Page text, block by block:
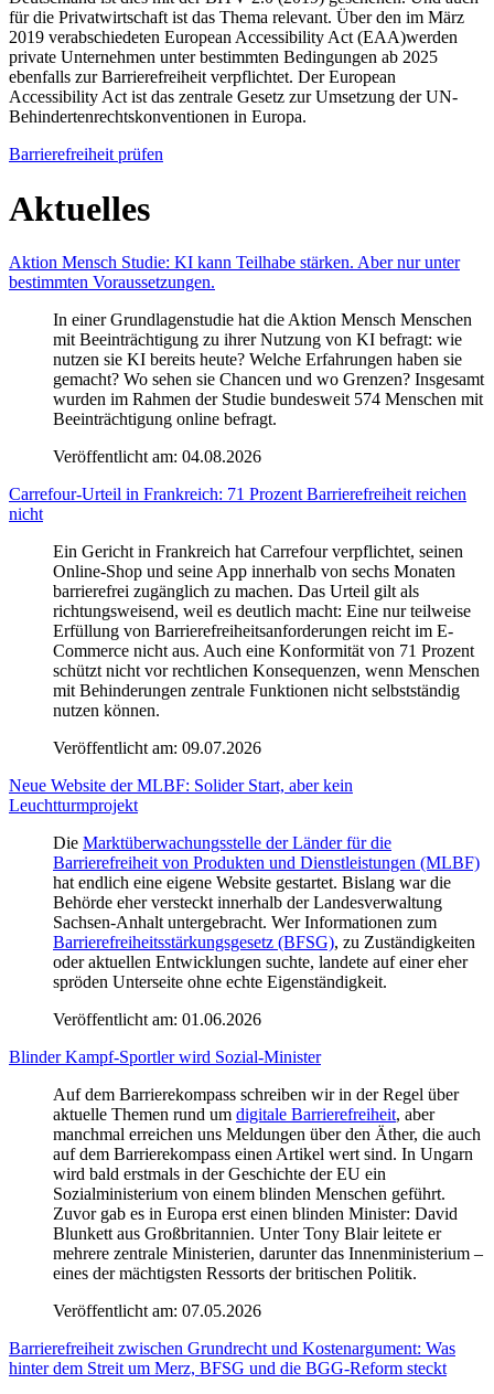
für die Privatwirtschaft ist das Thema relevant. Über den im März
2019 verabschiedeten European Accessibility Act (EAA)werden
private Unternehmen unter bestimmten Bedingungen ab 2025
ebenfalls zur Barrierefreiheit verpflichtet. Der European
Accessibility Act ist das zentrale Gesetz zur Umsetzung der UN-
Behindertenrechtskonventionen in Europa.
Barrierefreiheit prüfen
Aktuelles
Aktion Mensch Studie: KI kann Teilhabe stärken. Aber nur unter
bestimmten Voraussetzungen.
In einer Grundlagenstudie hat die Aktion Mensch Menschen
mit Beeinträchtigung zu ihrer Nutzung von KI befragt: wie
nutzen sie KI bereits heute? Welche Erfahrungen haben sie
gemacht? Wo sehen sie Chancen und wo Grenzen? Insgesamt
wurden im Rahmen der Studie bundesweit 574 Menschen mit
Beeinträchtigung online befragt.
Veröffentlicht am: 04.08.2026
Carrefour-Urteil in Frankreich: 71 Prozent Barrierefreiheit reichen
nicht
Ein Gericht in Frankreich hat Carrefour verpflichtet, seinen
Online-Shop und seine App innerhalb von sechs Monaten
barrierefrei zugänglich zu machen. Das Urteil gilt als
richtungsweisend, weil es deutlich macht: Eine nur teilweise
Erfüllung von Barrierefreiheitsanforderungen reicht im E-
Commerce nicht aus. Auch eine Konformität von 71 Prozent
schützt nicht vor rechtlichen Konsequenzen, wenn Menschen
mit Behinderungen zentrale Funktionen nicht selbstständig
nutzen können.
Veröffentlicht am: 09.07.2026
Neue Website der MLBF: Solider Start, aber kein
Leuchtturmprojekt
Die Marktüberwachungsstelle der Länder für die
Barrierefreiheit von Produkten und Dienstleistungen (MLBF)
hat endlich eine eigene Website gestartet. Bislang war die
Behörde eher versteckt innerhalb der Landesverwaltung
Sachsen-Anhalt untergebracht. Wer Informationen zum
Barrierefreiheitsstärkungsgesetz (BFSG), zu Zuständigkeiten
oder aktuellen Entwicklungen suchte, landete auf einer eher
spröden Unterseite ohne echte Eigenständigkeit.
Veröffentlicht am: 01.06.2026
Blinder Kampf-Sportler wird Sozial-Minister
Auf dem Barrierekompass schreiben wir in der Regel über
aktuelle Themen rund um digitale Barrierefreiheit, aber
manchmal erreichen uns Meldungen über den Äther, die auch
auf dem Barrierekompass einen Artikel wert sind. In Ungarn
wird bald erstmals in der Geschichte der EU ein
Sozialministerium von einem blinden Menschen geführt.
Zuvor gab es in Europa erst einen blinden Minister: David
Blunkett aus Großbritannien. Unter Tony Blair leitete er
mehrere zentrale Ministerien, darunter das Innenministerium –
eines der mächtigsten Ressorts der britischen Politik.
Veröffentlicht am: 07.05.2026
Barrierefreiheit zwischen Grundrecht und Kostenargument: Was
hinter dem Streit um Merz, BFSG und die BGG-Reform steckt